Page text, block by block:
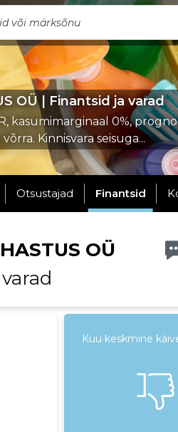
OÜ | Finantsid ja varad
kasumimarginaal 0%,
Kinnisvara seisuga...
Otsustajad Finantsid
OÜ
Kuu keskmine